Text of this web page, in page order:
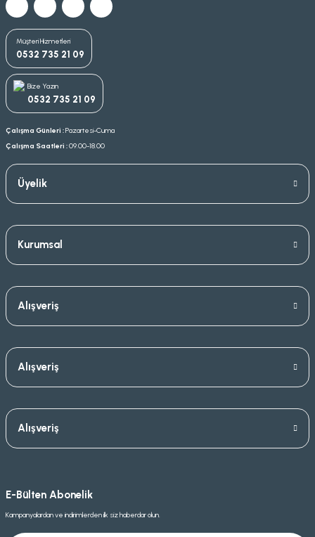
Müşteri Hizmetleri
0532 735 21 09
Bize Yazın
0532 735 21 09
Çalışma Günleri :Pazartesi-Cuma
Çalışma Saatleri :09.00-18.00
Üyelik
Kurumsal
Alışveriş
Alışveriş
Alışveriş
E-Bülten Abonelik
Kampanyalardan ve indirimlerden ilk siz haberdar olun.